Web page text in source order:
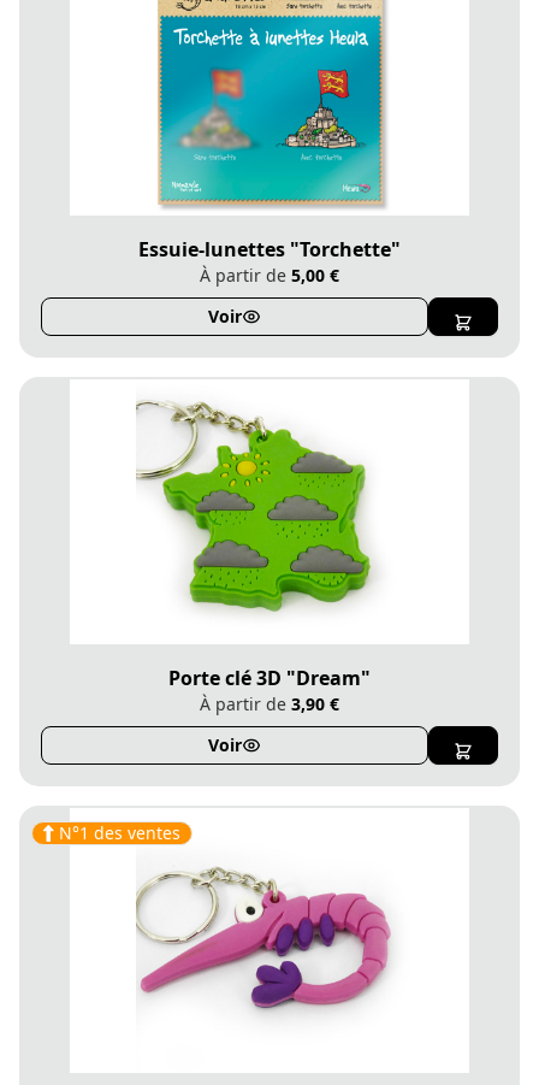
Essuie-lunettes "Torchette"
À partir de 5,00 €
Voir
Porte clé 3D "Dream"
À partir de 3,90 €
Voir
N°1 des ventes